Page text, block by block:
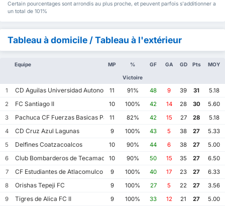
Certain pourcentages sont arrondis au plus proche, et peuvent parfois s'additionner a
un total de 101%
Tableau à domicile / Tableau à l'extérieur
Equipe MP %
Victoire
GF GA GD Pts MOY
1 CD Aguilas Universidad Autonoma de Guerrero
11 91% 48 9 39 31
5.18
2
FC Santiago II 10 100% 42 14 28 30
5.60
3
Pachuca CF Fuerzas Basicas Pachuca CF III
11 82% 42 15 27 28
5.18
4
CD Cruz Azul Lagunas 9 100% 43 5 38 27
5.33
5
Delfines Coatzacoalcos 10 90% 44 6 38 27
5.00
6
Club Bombarderos de Tecamac 10 90% 50 15 35 27
6.50
7
CF Estudiantes de Atlacomulco 9 100% 40 17 23 27
6.33
8
Orishas Tepeji FC 9 100% 27 5 22 27
3.56
9
Tigres de Alica FC II 9 100% 33 12 21 27
5.00